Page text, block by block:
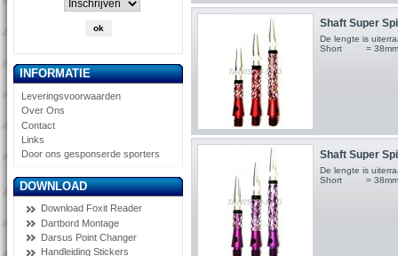
INFORMATIE
Leveringsvoorwaarden
Over Ons
Contact
Links
Door ons gesponserde sporters
DOWNLOAD
Download Foxit Reader
Dartbord Montage
Darsus Point Changer
Handleiding Stickers
Shaft Super
De lengte is
Short = 38mm
Shaft Super
De lengte is
Short = 38mm